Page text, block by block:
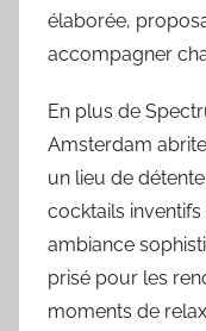
élaborée,
accompagner
En plus de
Amsterdam
un lieu de
cocktails
ambiance
prisé pour les
moments de